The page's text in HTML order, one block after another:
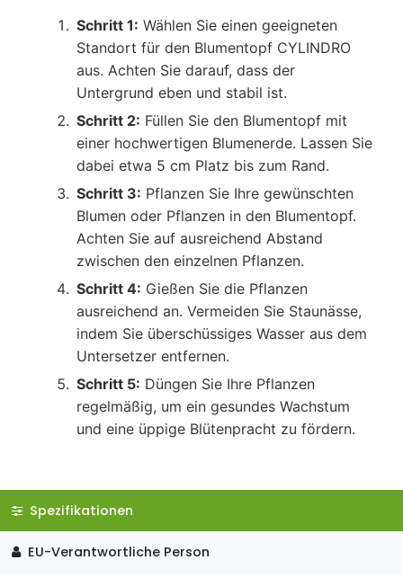
Schritt 1: Wählen Sie einen geeigneten
Standort für den Blumentopf CYLINDRO
aus. Achten Sie darauf, dass der
Untergrund eben und stabil ist.
Schritt 2: Füllen Sie den Blumentopf mit
einer hochwertigen Blumenerde. Lassen Sie
dabei etwa 5 cm Platz bis zum Rand.
Schritt 3: Pflanzen Sie Ihre gewünschten
Blumen oder Pflanzen in den Blumentopf.
Achten Sie auf ausreichend Abstand
zwischen den einzelnen Pflanzen.
Schritt 4: Gießen Sie die Pflanzen
ausreichend an. Vermeiden Sie Staunässe,
indem Sie überschüssiges Wasser aus dem
Untersetzer entfernen.
Schritt 5: Düngen Sie Ihre Pflanzen
regelmäßig, um ein gesundes Wachstum
und eine üppige Blütenpracht zu fördern.
Spezifikationen
EU-Verantwortliche Person